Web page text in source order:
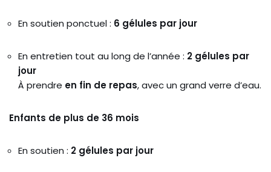
En soutien ponctuel : 6 gélules par jour
En entretien tout au long de l’année : 2 gélules par
jour
À prendre en fin de repas, avec un grand verre d’eau.
Enfants de plus de 36 mois
En soutien : 2 gélules par jour